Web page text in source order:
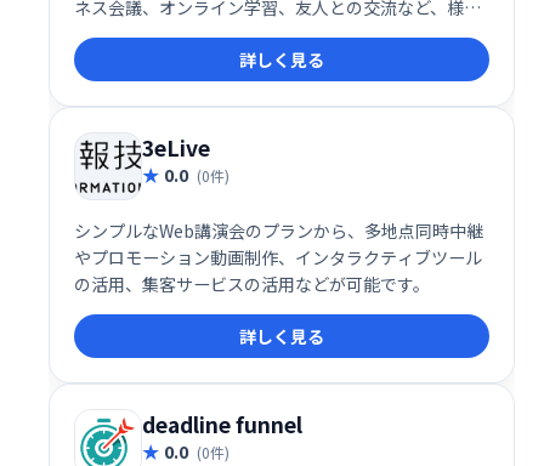
ネス会議、オンライン学習、友人との交流など、様々
なシーンで活用できます。シンプルで高機能なインタ
ーフェースで、スムーズなコミュニケーションを実
現。場所を選ばず、チームや仲間と簡単に繋がること
を可能にします。 無料プランから利用でき、ビジネス
ニーズにも対応する柔軟性も魅力です。
詳しく見る
3eLive
0.0 (0件)
シンプルなWeb講演会のプランから、多地点同時中継
やプロモーション動画制作、インタラクティブツール
の活用、集客サービスの活用などが可能です。
詳しく見る
deadline funnel
0.0 (0件)